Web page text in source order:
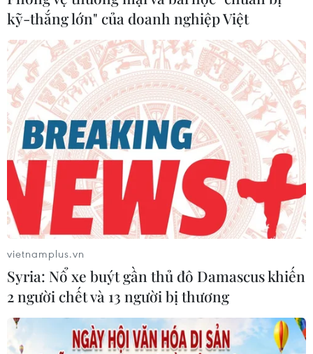
trường bán lẻ năm 2021
Khai trương điểm bán mới và tái định vị thương hiệu
trên thị trường bán lẻ là nỗ lực của nhà bán lẻ, đơn vị
sản xuất, kinh doanh trên địa bàn Thành phố Hồ Chí
Minh trong bối cảnh dịch COVID-19.
kỹ-thắng lớn" của doanh nghiệp Việt
vietnamplus.vn
Syria: Nổ xe buýt gần thủ đô Damascus khiến
2 người chết và 13 người bị thương